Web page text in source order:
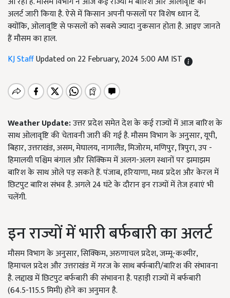
अलर्ट जारी किया है. ऐसे में किसान अपनी फसलों पर विशेष ध्यान दें.
क्योंकि, ओलावृष्टि से फसलों को सबसे ज्यादा नुकसान होता है. आइए जानते
हैं मौसम का हाल.
KJ StaffUpdated on 22 February, 2024 5:00 AM IST
Weather Update:उत्तर प्रदेश समेत देश के कई राज्यों में आज बारिश के
साथ ओलावृष्टि की चेतावनी जारी की गई है. मौसम विभाग के अनुसार, यूपी,
बिहार, उत्तराखंड, असम, मेघालय, नागालैंड, मिजोरम, मणिपुर, त्रिपुरा, उप -
हिमालयी पश्चिम बंगाल और सिक्किम में अलग-अलग स्थानों पर झमाझम
बारिश के साथ ओले पड़ सकते हैं. पंजाब, हरियाणा, मध्य प्रदेश और केरल में
छिटपुट बारिश संभव है. अगले 24 घंटे के दौरान इन राज्यों में तेज हवाएं भी
चलेंगी.
इन राज्यों में भारी बर्फबारी का अलर्ट
मौसम विभाग के अनुसार, सिक्किम, अरुणाचल प्रदेश, जम्मू-कश्मीर,
हिमाचल प्रदेश और उत्तराखंड में गरज के साथ बर्फबारी/बारिश की संभावना
है. लद्दाख में छिटपुट बर्फबारी की संभावना है. पहाड़ी राज्यों में बर्फबारी
(64.5-115.5 मिमी) होने का अनुमान है.